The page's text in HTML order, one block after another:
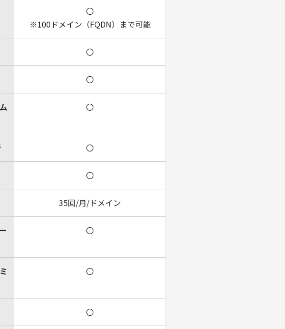
〇
※100ドメイン（FQDN）まで可能
〇
〇
〇
〇
〇
35回/月/ドメイン
〇
〇
〇